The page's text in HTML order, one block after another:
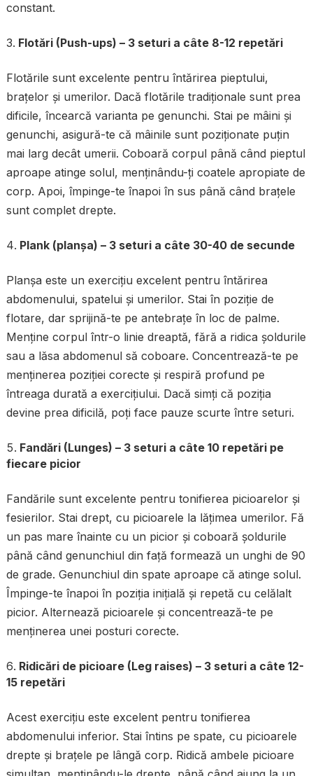
constant.
Flotări (Push-ups) – 3 seturi a câte 8-12 repetări
Flotările sunt excelente pentru întărirea pieptului,
brațelor și umerilor. Dacă flotările tradiționale sunt prea
dificile, încearcă varianta pe genunchi. Stai pe mâini și
genunchi, asigură-te că mâinile sunt poziționate puțin
mai larg decât umerii. Coboară corpul până când pieptul
aproape atinge solul, menținându-ți coatele apropiate de
corp. Apoi, împinge-te înapoi în sus până când brațele
sunt complet drepte.
Plank (planșa) – 3 seturi a câte 30-40 de secunde
Planșa este un exercițiu excelent pentru întărirea
abdomenului, spatelui și umerilor. Stai în poziție de
flotare, dar sprijină-te pe antebrațe în loc de palme.
Menține corpul într-o linie dreaptă, fără a ridica șoldurile
sau a lăsa abdomenul să coboare. Concentrează-te pe
menținerea poziției corecte și respiră profund pe
întreaga durată a exercițiului. Dacă simți că poziția
devine prea dificilă, poți face pauze scurte între seturi.
Fandări (Lunges) – 3 seturi a câte 10 repetări pe
fiecare picior
Fandările sunt excelente pentru tonifierea picioarelor și
fesierilor. Stai drept, cu picioarele la lățimea umerilor. Fă
un pas mare înainte cu un picior și coboară șoldurile
până când genunchiul din față formează un unghi de 90
de grade. Genunchiul din spate aproape că atinge solul.
Împinge-te înapoi în poziția inițială și repetă cu celălalt
picior. Alternează picioarele și concentrează-te pe
menținerea unei posturi corecte.
Ridicări de picioare (Leg raises) – 3 seturi a câte 12-
15 repetări
Acest exercițiu este excelent pentru tonifierea
abdomenului inferior. Stai întins pe spate, cu picioarele
drepte și brațele pe lângă corp. Ridică ambele picioare